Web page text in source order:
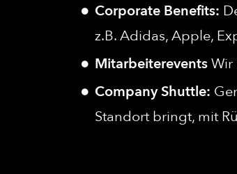
Corporate Benefits:
z.B. Adidas, Apple,
MitarbeitereventsWir
Company Shuttle:
Standort bringt, mit